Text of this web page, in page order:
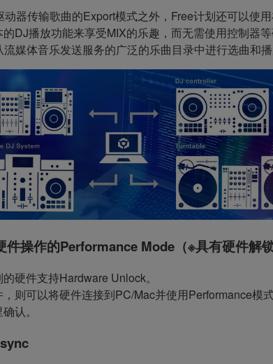
器传输歌曲的Export模式之外，Free计划还可以使
DJ播放功能来享受MIX的乐趣，而无需使用控制器
流媒体音乐发送服务的广泛的乐曲目录中进行选曲和
件操作的Performance Mode（※具有硬件解
硬件支持Hardware Unlock。
则可以将硬件连接到PC/Mac并使用Performance模
认。